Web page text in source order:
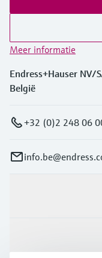
Meer informatie
Endress+Hauser NV/
België
+32 (0)2 248 06